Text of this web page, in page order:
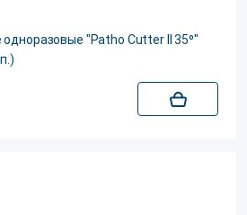
"Patho Cutter II 35⁰"